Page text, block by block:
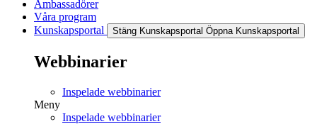
Ambassadörer
Våra program
Kunskapsportal
Stäng Kunskapsportal Öppna Kunskapsportal
Webbinarier
Inspelade webbinarier
Meny
Inspelade webbinarier